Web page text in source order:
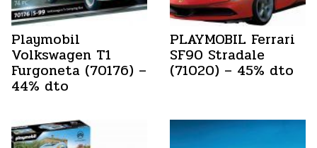
Playmobil
Volkswagen T1
Furgoneta (70176) –
44% dto
PLAYMOBIL Ferrari
SF90 Stradale
(71020) – 45% dto